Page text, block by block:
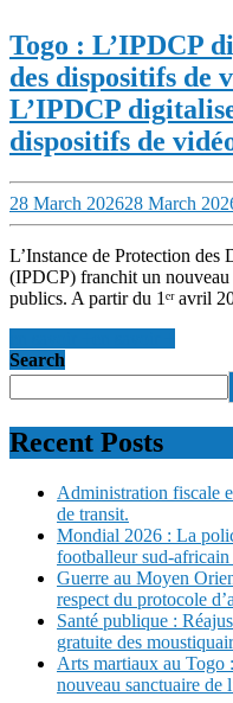
Togo : L’IPDCP
des dispositifs de
L’IPDCP
dispositifs de
28 March 202628 March
L’Instance de Protection des Données à Caractère Personnel
(IPDCP) franchit un nouveau
publics. A partir du 1ᵉʳ avril
Search
Recent Posts
Administration fiscale
de transit.
Mondial 2026 : La
footballeur sud-africain
Guerre au Moyen
respect du protocole
Santé publique :
gratuite des
Arts martiaux au
nouveau sanctuaire de